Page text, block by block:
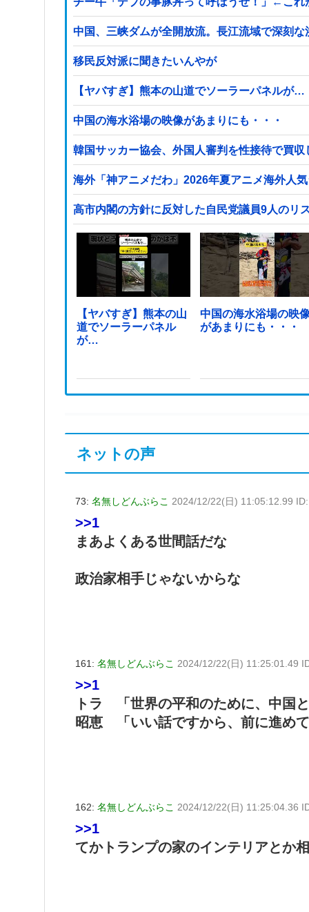
中国、三峡ダムが全開放流。長江流域で深刻な
移民反対派に聞きたいんやが
【ヤバすぎ】熊本の山道でソーラーパネルが…
中国の海水浴場の映像があまりにも・・・
韓国サッカー協会、外国人審判を性接待で買収
海外「神アニメだわ」2026年夏アニメ海外人
高市内閣の方針に反対した自民党議員9人の
【ヤバすぎ】熊本の山
道でソーラーパネル
が…
中国の海水浴場の映
があまりにも・・・
ネットの声
73: 名無しどんぶらこ 2024/12/22(日) 11:05:12.99
>>1
まあよくある世間話だな
政治家相手じゃないからな
161: 名無しどんぶらこ 2024/12/22(日) 11:25:01.49
>>1
トラ 「世界の平和のために、中国
昭恵 「いい話ですから、前に進め
162: 名無しどんぶらこ 2024/12/22(日) 11:25:04.36
>>1
てかトランプの家のインテリアとか